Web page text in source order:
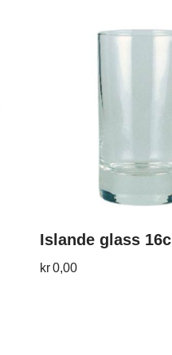
Islande glass 16cl
kr0,00